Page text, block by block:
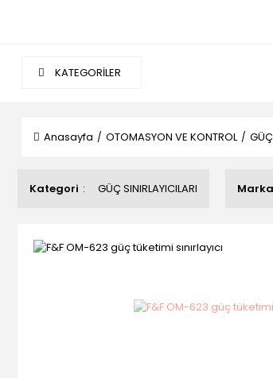
KATEGORİLER
Anasayfa OTOMASYON VE KONTROL
Kategori GÜÇ SINIRLAYICILARI Marka